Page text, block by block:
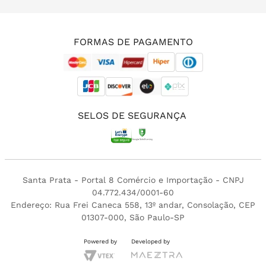
FORMAS DE PAGAMENTO
SELOS DE SEGURANÇA
Santa Prata - Portal 8 Comércio e Importação - CNPJ
04.772.434/0001-60
Endereço: Rua Frei Caneca 558, 13º andar, Consolação, CEP
01307-000, São Paulo-SP
Powered by Developed by